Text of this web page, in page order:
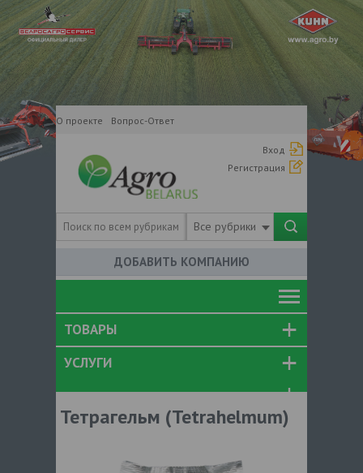
О проекте Вопрос-Ответ
Вход
Регистрация
Все рубрики
ДОБАВИТЬ КОМПАНИЮ
ТОВАРЫ
УСЛУГИ
Тетрагельм (Tetrahelmum)